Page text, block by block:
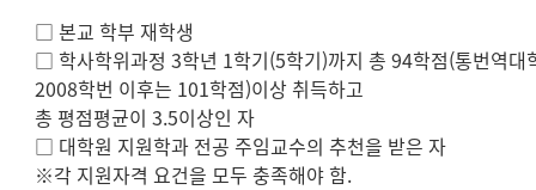
□ 본교 학부 재학생
□ 학사학위과정 3학년 1학기(5학기)까지 총 94학점(통번역대
2008학번 이후는 101학점)이상 취득하고
총 평점평균이 3.5이상인 자
□ 대학원 지원학과 전공 주임교수의 추천을 받은 자
※각 지원자격 요건을 모두 충족해야 함.